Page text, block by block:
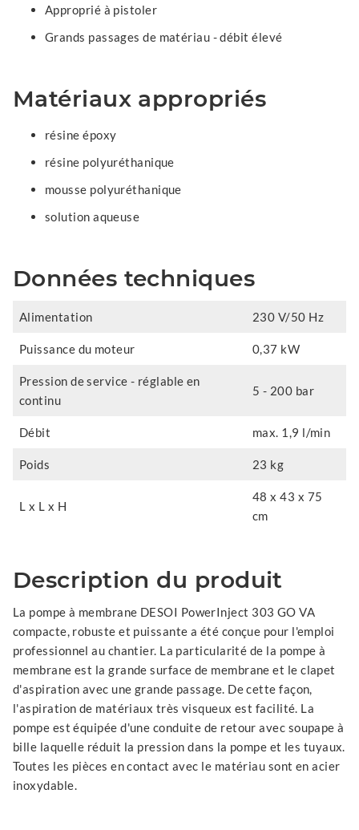
Approprié à pistoler
Grands passages de matériau - débit élevé
Matériaux appropriés
résine époxy
résine polyuréthanique
mousse polyuréthanique
solution aqueuse
Données techniques
Alimentation 230 V/50 Hz
Puissance du moteur 0,37 kW
Pression de service - réglable en
continu
5 - 200 bar
Débit max. 1,9 l/min
Poids 23 kg
L x L x H
48 x 43 x 75
cm
Description du produit
La pompe à membrane DESOI PowerInject 303 GO VA
compacte, robuste et puissante a été conçue pour l'emploi
professionnel au chantier. La particularité de la pompe à
membrane est la grande surface de membrane et le clapet
d'aspiration avec une grande passage. De cette façon,
l'aspiration de matériaux très visqueux est facilité. La
pompe est équipée d'une conduite de retour avec soupape à
bille laquelle réduit la pression dans la pompe et les tuyaux.
Toutes les pièces en contact avec le matériau sont en acier
inoxydable.